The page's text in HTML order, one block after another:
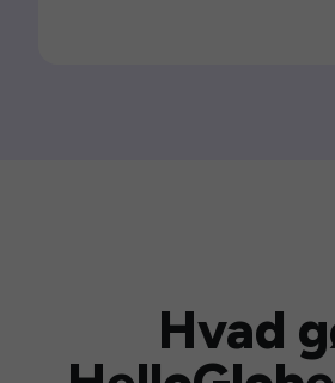
Hvad